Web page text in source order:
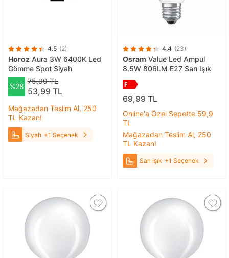
4.5 (2)
Horoz Aura 3W 6400K Led
Gömme Spot Siyah
%28
75,99 TL
53,99 TL
Mağazadan Teslim Al, 250
TL Kazan!
Siyah +1 Seçenek
4.4 (23)
Osram Value Led Ampul
8.5W 806LM E27 Sarı Işık
69,99 TL
Online'a Özel Sepette 59,9
TL
Mağazadan Teslim Al, 250
TL Kazan!
Sarı Işık +1 Seçenek